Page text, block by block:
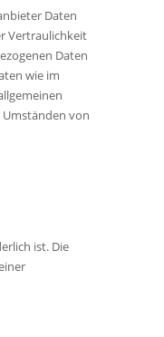
Daten
Vertraulichkeit
Daten
wie im
von
ist. Die